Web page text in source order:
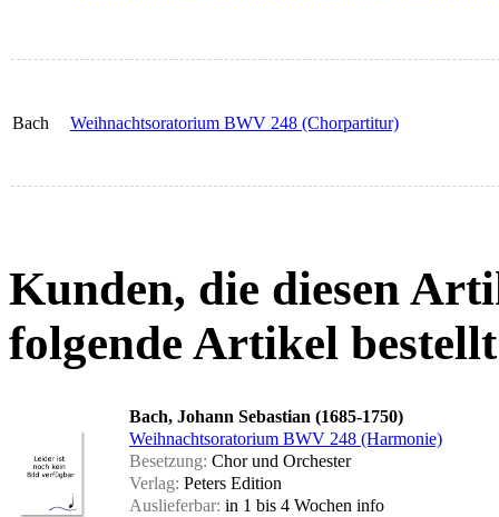
Bach Weihnachtsoratorium BWV 248 (Chorpartitur)
Kunden, die diesen
folgende Artikel
Bach, Johann Sebastian (1685-1750)
Weihnachtsoratorium BWV 248 (Harmonie)
Besetzung: Chor und Orchester
Verlag: Peters Edition
Auslieferbar: in 1 bis 4 Wochen info